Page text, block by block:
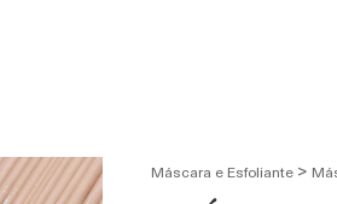
acima de R$4.500
Máscara e Esfoliante >